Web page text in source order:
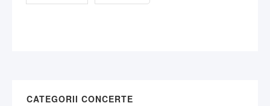
CATEGORII CONCERTE